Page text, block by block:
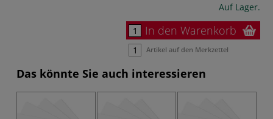
Auf Lager.
In den Warenkorb
Artikel auf den Merkzettel
Das könnte Sie auch interessieren